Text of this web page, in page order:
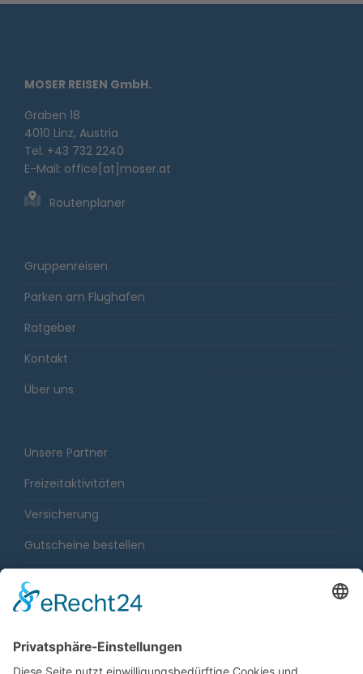
MOSER REISEN GmbH.
Graben 18
4010 Linz, Austria
Tel. +43 732 2240
E-Mail: office[at]moser.at
Routenplaner
Gruppenreisen
Parken am Flughafen
Ratgeber
Kontakt
Über uns
Unsere Partner
Freizeitaktivitäten
Versicherung
Gutscheine bestellen
Impressum